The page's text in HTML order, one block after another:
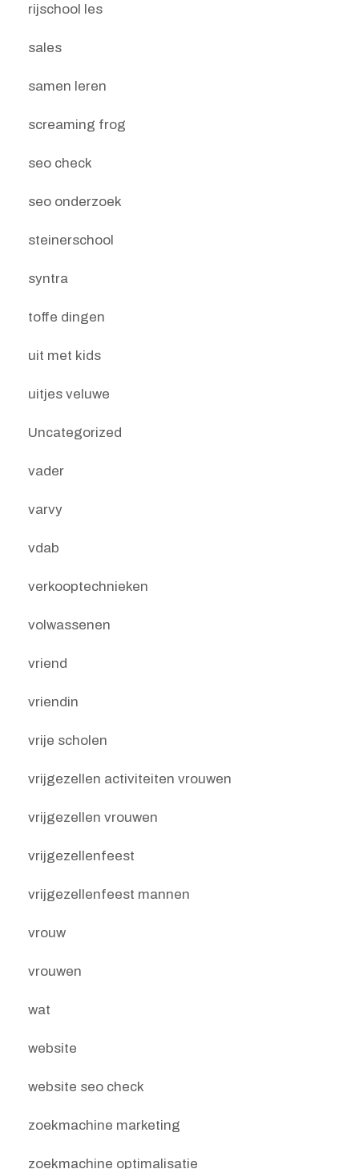
rijschool les
sales
samen leren
screaming frog
seo check
seo onderzoek
steinerschool
syntra
toffe dingen
uit met kids
uitjes veluwe
Uncategorized
vader
varvy
vdab
verkooptechnieken
volwassenen
vriend
vriendin
vrije scholen
vrijgezellen activiteiten vrouwen
vrijgezellen vrouwen
vrijgezellenfeest
vrijgezellenfeest mannen
vrouw
vrouwen
wat
website
website seo check
zoekmachine marketing
zoekmachine optimalisatie